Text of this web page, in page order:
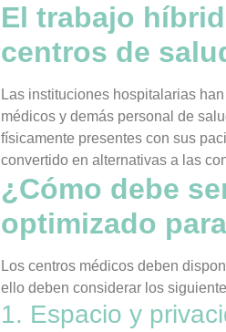
El trabajo
centros de
Las instituciones hospitalarias
médicos y demás personal de
físicamente presentes con sus
convertido en alternativas a las
¿Cómo debe
optimizado
Los centros médicos deben
ello deben considerar los
1. Espacio y